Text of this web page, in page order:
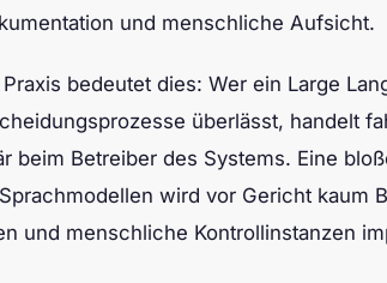
und menschliche Aufsicht.
bedeutet dies: Wer ein Large
überlässt, handelt
beim Betreiber des Systems. Eine
wird vor Gericht kaum
und menschliche Kontrollinstanzen